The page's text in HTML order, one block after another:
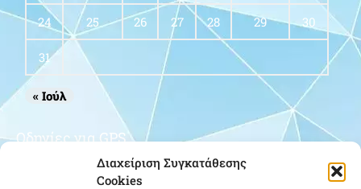
Διαχείριση Συγκατάθεσης
Cookies
24 25 26 27 28 29 30
31
« Ιούλ
Οδηγίες για GPS